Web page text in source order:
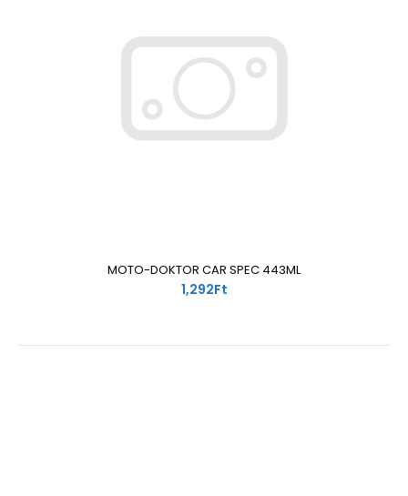
MOTO-DOKTOR CAR SPEC 443ML
1,292Ft